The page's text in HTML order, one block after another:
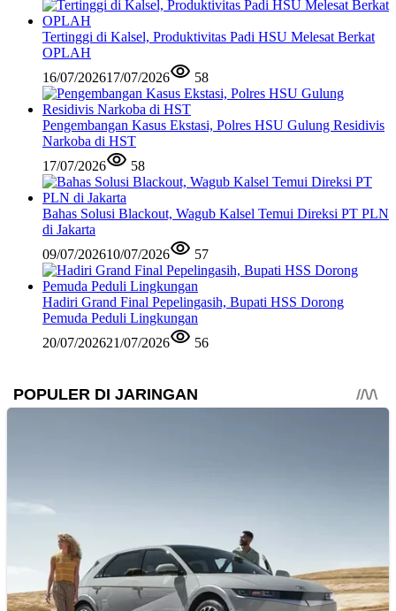
Tertinggi di Kalsel, Produktivitas Padi HSU Melesat Berkat
OPLAH
16/07/202617/07/2026 58
Pengembangan Kasus Ekstasi, Polres HSU Gulung Residivis
Narkoba di HST
17/07/2026
58
Bahas Solusi Blackout, Wagub Kalsel Temui Direksi PT PLN
di Jakarta
09/07/202610/07/2026 57
Hadiri Grand Final Pepelingasih, Bupati HSS Dorong
Pemuda Peduli Lingkungan
20/07/202621/07/2026 56